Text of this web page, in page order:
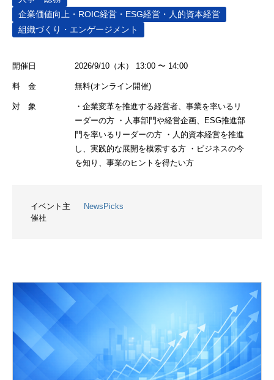
企業価値向上・ROIC経営・ESG経営・人的資本経営
組織づくり・エンゲージメント
開催日 2026/9/10（木） 13:00 〜 14:00
料 金 無料(オンライン開催)
対 象
・企業変革を推進する経営者、事業を率いるリ
ーダーの方 ・人事部門や経営企画、ESG推進部
門を率いるリーダーの方 ・人的資本経営を推進
し、実践的な展開を模索する方 ・ビジネスの今
を知り、事業のヒントを得たい方
イベント主
催社
NewsPicks